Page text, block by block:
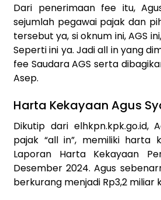
Dari penerimaan fee itu,
sejumlah pegawai pajak dan
tersebut ya, si oknum ini, AGS
Seperti ini ya. Jadi all in yang
fee Saudara AGS serta
Asep.
Harta Kekayaan Agus
Dikutip dari elhkpn.kpk.go.id,
pajak “all in”, memiliki harta
Laporan Harta Kekayaan
Desember 2024. Agus
berkurang menjadi Rp3,2